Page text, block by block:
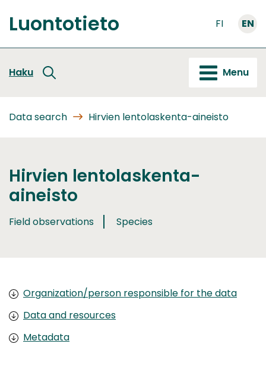
to
content
Front
Luontotieto FI EN
Haku Menu
Data search Hirvien lentolaskenta-aineisto
Hirvien lentolaskenta-
aineisto
Field observations Species
Organization/person responsible for the data
Data and resources
Metadata